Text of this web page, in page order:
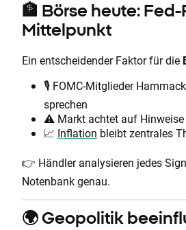
🏦 Börse heute:
Mittelpunkt
Ein entscheidender Faktor für die
🎙️ FOMC-Mitglieder
sprechen
⚠️ Markt achtet auf Hinweise
📈 Inflation bleibt zentrales
👉 Händler analysieren jedes
Notenbank genau.
🌍 Geopolitik